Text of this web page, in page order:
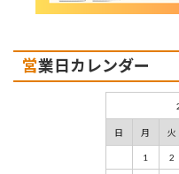
営業日カレンダー
日 月 火
1 2